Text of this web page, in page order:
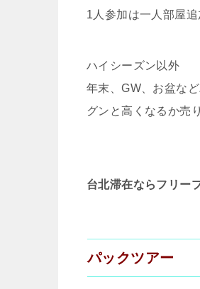
1人参加は一人部屋追
ハイシーズン以外
年末、GW、お盆な
グンと高くなるか売
台北滞在ならフリー
パックツアー